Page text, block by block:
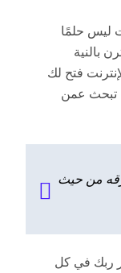
ليس حلمًا
بالنية
فتح لك
تبحث عمن
من حيث
ربك في كل